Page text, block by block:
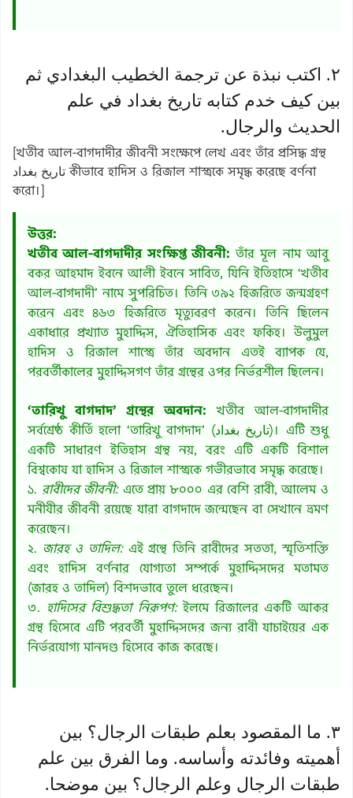
٢. اكتب نبذة عن ترجمة الخطيب البغدادي ثم
بين كيف خدم كتابه تاريخ بغداد في علم
الحديث والرجال.
[খতীব আল-বাগদাদীর জীবনী সংক্ষেপে লেখ এবং তাঁর প্রসিদ্ধ গ্রন্থ
تاريخ بغداد কীভাবে হাদিস ও রিজাল শাস্ত্রকে সমৃদ্ধ করেছে বর্ণনা
করো।]
উত্তর:
খতীব আল-বাগদাদীর সংক্ষিপ্ত জীবনী: তাঁর মূল নাম আবু
বকর আহমাদ ইবনে আলী ইবনে সাবিত, যিনি ইতিহাসে ‘খতীব
আল-বাগদাদী’ নামে সুপরিচিত। তিনি ৩৯২ হিজরিতে জন্মগ্রহণ
করেন এবং ৪৬৩ হিজরিতে মৃত্যুবরণ করেন। তিনি ছিলেন
একাধারে প্রখ্যাত মুহাদ্দিস, ঐতিহাসিক এবং ফকিহ। উলুমুল
হাদিস ও রিজাল শাস্ত্রে তাঁর অবদান এতই ব্যাপক যে,
পরবর্তীকালের মুহাদ্দিসগণ তাঁর গ্রন্থের ওপর নির্ভরশীল ছিলেন।
‘তারিখু বাগদাদ’ গ্রন্থের অবদান: খতীব আল-বাগদাদীর
সর্বশ্রেষ্ঠ কীর্তি হলো ‘তারিখু বাগদাদ’ (تاريخ بغداد)। এটি শুধু
একটি সাধারণ ইতিহাস গ্রন্থ নয়, বরং এটি একটি বিশাল
বিশ্বকোষ যা হাদিস ও রিজাল শাস্ত্রকে গভীরভাবে সমৃদ্ধ করেছে।
১. রাবীদের জীবনী:এতে প্রায় ৮০০০ এর বেশি রাবী, আলেম ও
মনীষীর জীবনী রয়েছে যারা বাগদাদে জন্মেছেন বা সেখানে ভ্রমণ
করেছেন।
২. জারহ ও তাদিল:এই গ্রন্থে তিনি রাবীদের সততা, স্মৃতিশক্তি
এবং হাদিস বর্ণনার যোগ্যতা সম্পর্কে মুহাদ্দিসদের মতামত
(জারহ ও তাদিল) বিশদভাবে তুলে ধরেছেন।
৩. হাদিসের বিশুদ্ধতা নিরূপণ:ইলমে রিজালের একটি আকর
গ্রন্থ হিসেবে এটি পরবর্তী মুহাদ্দিসদের জন্য রাবী যাচাইয়ের এক
নির্ভরযোগ্য মানদণ্ড হিসেবে কাজ করেছে।
٣. ما المقصود بعلم طبقات الرجال؟ بين
أهميته وفائدته وأساسه. وما الفرق بين علم
طبقات الرجال وعلم الرجال؟ بين موضحا.